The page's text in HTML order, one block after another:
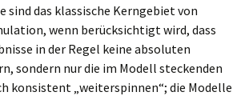
sind das klassische Kerngebiet von
wenn berücksichtigt wird, dass
in der Regel keine absoluten
sondern nur die im Modell steckenden
konsistent „weiterspinnen“; die Modelle